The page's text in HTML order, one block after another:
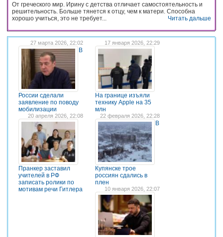
От греческого мир. Ирину с детства отличает самостоятельность и
решительность. Больше тянется к отцу, чем к матери. Способна
хорошо учиться, это не требует...
Читать дальше
27 марта 2026, 22:02
В
России сделали
заявление по поводу
мобилизации
17 января 2026, 22:29
На границе изъяли
технику Apple на 35
млн
20 апреля 2026, 22:08
Пранкер заставил
учителей в РФ
записать ролики по
мотивам речи Гитлера
22 февраля 2026, 22:28
В
Купянске трое
россиян сдались в
плен
10 января 2026, 22:07